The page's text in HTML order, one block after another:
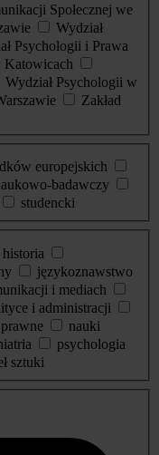
Społecznej we
Wydział
Psychologii i Prawa
Katowicach
Wydział Psychologii w
Zakład
europejskich
badawczy
studencki
historia
językoznawstwo
i mediach
i administracji
nauki
psychologia
sztuki